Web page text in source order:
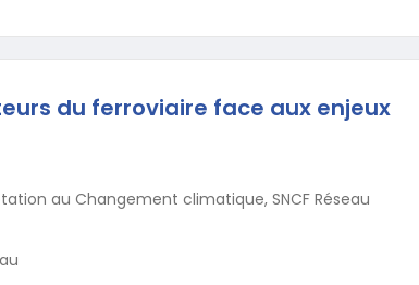
du ferroviaire face aux enjeux
au Changement climatique, SNCF Réseau